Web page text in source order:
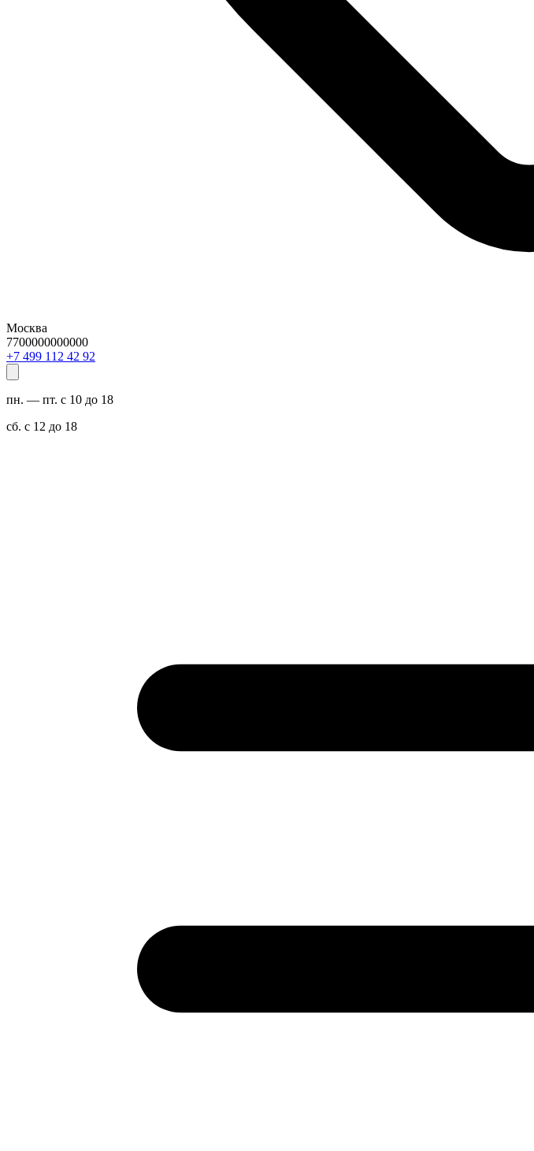
Москва
7700000000000
29 24 211 994 7+
пн. — пт. с 10 до 18
сб. с 12 до 18